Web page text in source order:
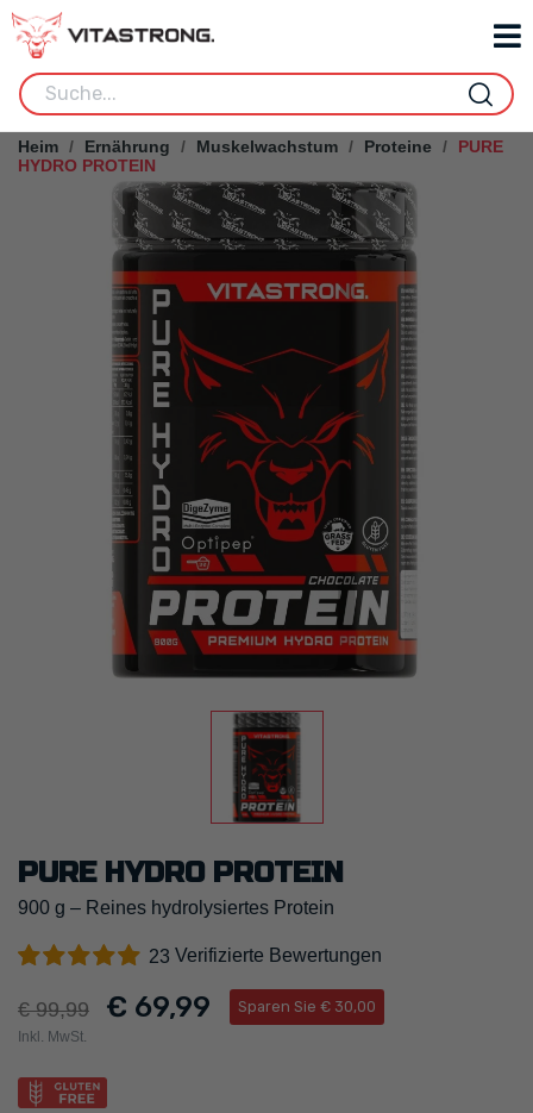
Heim Ernährung Muskelwachstum Proteine
PURE
HYDRO PROTEIN
PURE HYDRO PROTEIN
900 g – Reines hydrolysiertes Protein
23 Verifizierte Bewertungen
€ 99,99 € 69,99 Sparen Sie € 30,00
Inkl. MwSt.